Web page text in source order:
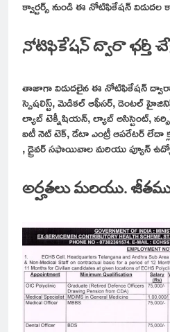
క్వార్టర్స్ నుండి ఈ నోటిఫికేషన్
నోటిఫికేషన్ ద్వారా భర్తీ
తాజాగా విడుదలైన ఈ నోటిఫికేషన్ ద్వారా
స్పెషలిస్ట్, మెడికల్ ఆఫీసర్, డెంటల్
ల్యాబ్ టెక్నీషియన్, ల్యాబ్ అసిస్టెంట్,
ఐటీ నెట్ టెక్, డేటా ఎంట్రీ ఆపరేటర్ లేదా
, డ్రైవర్ సఫాయివాల మరియు ప్యూన్
అర్హతలు మరియు.